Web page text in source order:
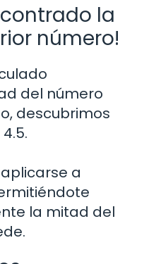
la
número!
del número
descubrimos
a
la mitad del